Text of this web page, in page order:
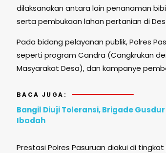
dilaksanakan antara lain penanaman
serta pembukaan lahan pertanian di
Pada bidang pelayanan publik, Polres
seperti program Candra (Cangkrukan
Masyarakat Desa), dan kampanye
BACA JUGA:
Bangil Diuji Toleransi, Brigade
Ibadah
Prestasi Polres Pasuruan diakui di